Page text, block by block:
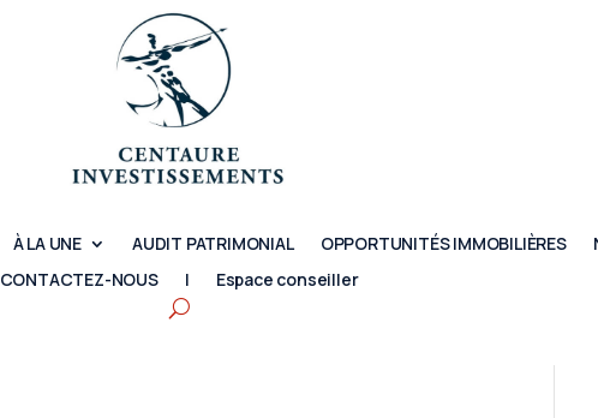
À LA UNE AUDIT PATRIMONIAL OPPORTUNITÉS IMMOBILIÈRES
CONTACTEZ-NOUS
| Espace conseiller